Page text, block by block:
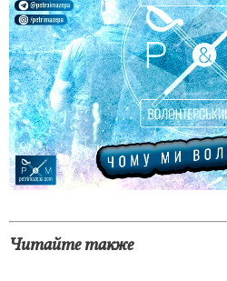
Читайте также